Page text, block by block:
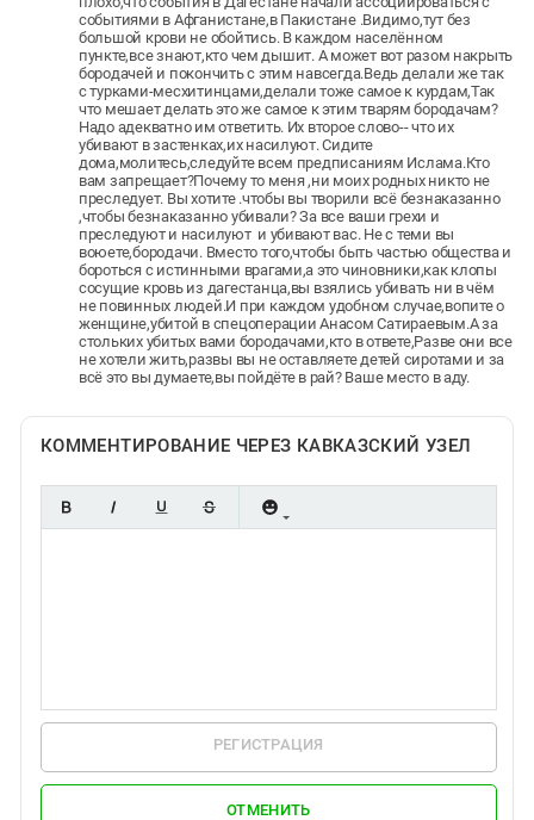
событиями в Афганистане,в Пакистане .Видимо,тут без
большой крови не обойтись. В каждом населённом
пункте,все знают,кто чем дышит. А может вот разом накрыть
бородачей и покончить с этим навсегда.Ведь делали же так
с турками-месхитинцами,делали тоже самое к курдам,Так
что мешает делать это же самое к этим тварям бородачам?
Надо адекватно им ответить. Их второе слово-- что их
убивают в застенках,их насилуют. Сидите
дома,молитесь,следуйте всем предписаниям Ислама.Кто
вам запрещает?Почему то меня ,ни моих родных никто не
преследует. Вы хотите .чтобы вы творили всё безнаказанно
,чтобы безнаказанно убивали? За все ваши грехи и
преследуют и насилуют и убивают вас. Не с теми вы
воюете,бородачи. Вместо того,чтобы быть частью общества и
бороться с истинными врагами,а это чиновники,как клопы
сосущие кровь из дагестанца,вы взялись убивать ни в чём
не повинных людей.И при каждом удобном случае,вопите о
женщине,убитой в спецоперации Анасом Сатираевым.А за
стольких убитых вами бородачами,кто в ответе,Разве они все
не хотели жить,развы вы не оставляете детей сиротами и за
всё это вы думаете,вы пойдёте в рай? Ваше место в аду.
КОММЕНТИРОВАНИЕ ЧЕРЕЗ КАВКАЗСКИЙ УЗЕЛ
РЕГИСТРАЦИЯ
ОТМЕНИТЬ